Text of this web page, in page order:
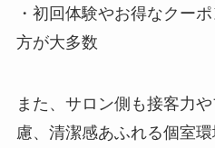
・初回体験やお得なクー
方が大多数
また、サロン側も接客力
慮、清潔感あふれる個室